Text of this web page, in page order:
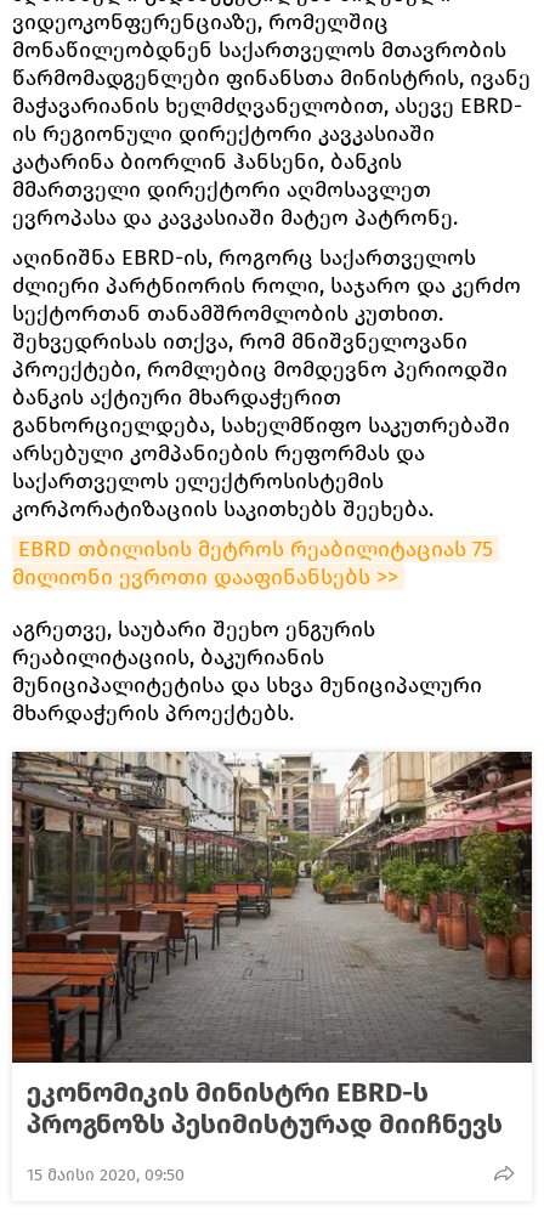
ვიდეოკონფერენციაზე, რომელშიც
მონაწილეობდნენ საქართველოს მთავრობის
წარმომადგენლები ფინანსთა მინისტრის, ივანე
მაჭავარიანის ხელმძღვანელობით, ასევე EBRD-
ის რეგიონული დირექტორი კავკასიაში
კატარინა ბიორლინ ჰანსენი, ბანკის
მმართველი დირექტორი აღმოსავლეთ
ევროპასა და კავკასიაში მატეო პატრონე.
აღინიშნა EBRD-ის, როგორც საქართველოს
ძლიერი პარტნიორის როლი, საჯარო და კერძო
სექტორთან თანამშრომლობის კუთხით.
შეხვედრისას ითქვა, რომ მნიშვნელოვანი
პროექტები, რომლებიც მომდევნო პერიოდში
ბანკის აქტიური მხარდაჭერით
განხორციელდება, სახელმწიფო საკუთრებაში
არსებული კომპანიების რეფორმას და
საქართველოს ელექტროსისტემის
კორპორატიზაციის საკითხებს შეეხება.
EBRD თბილისის მეტროს რეაბილიტაციას 75
მილიონი ევროთი დააფინანსებს >>
აგრეთვე, საუბარი შეეხო ენგურის
რეაბილიტაციის, ბაკურიანის
მუნიციპალიტეტისა და სხვა მუნიციპალური
მხარდაჭერის პროექტებს.
ეკონომიკის მინისტრი EBRD-ს
პროგნოზს პესიმისტურად მიიჩნევს
15 მაისი 2020, 09:50